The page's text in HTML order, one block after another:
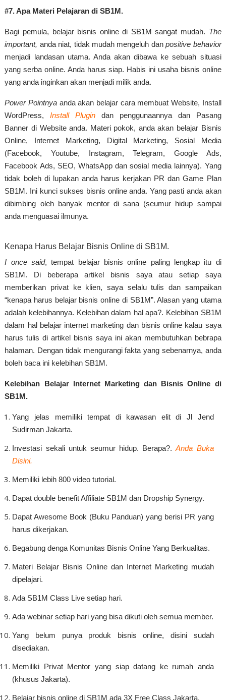
#7. Apa Materi Pelajaran di SB1M.
Bagi pemula, belajar bisnis online di SB1M sangat mudah. The
important, anda niat, tidak mudah mengeluh danpositive behavior
menjadi landasan utama. Anda akan dibawa ke sebuah situasi
yang serba online. Anda harus siap. Habis ini usaha bisnis online
yang anda inginkan akan menjadi milik anda.
Power Pointnya anda akan belajar cara membuat Website, Install
WordPress,Install Plugin dan penggunaannya dan Pasang
Banner di Website anda. Materi pokok, anda akan belajar Bisnis
Online, Internet Marketing, Digital Marketing, Sosial Media
(Facebook, Youtube, Instagram, Telegram, Google Ads,
Facebook Ads, SEO, WhatsApp dan sosial media lainnya). Yang
tidak boleh di lupakan anda harus kerjakan PR dan Game Plan
SB1M. Ini kunci sukses bisnis online anda. Yang pasti anda akan
dibimbing oleh banyak mentor di sana (seumur hidup sampai
anda menguasai ilmunya.
Kenapa Harus Belajar Bisnis Online di SB1M.
I once said, tempat belajar bisnis online paling lengkap itu di
SB1M. Di beberapa artikel bisnis saya atau setiap saya
memberikan privat ke klien, saya selalu tulis dan sampaikan
“kenapa harus belajar bisnis online di SB1M”. Alasan yang utama
adalah kelebihannya. Kelebihan dalam hal apa?. Kelebihan SB1M
dalam hal belajar internet marketing dan bisnis online kalau saya
harus tulis di artikel bisnis saya ini akan membutuhkan bebrapa
halaman. Dengan tidak mengurangi fakta yang sebenarnya, anda
boleh baca ini kelebihan SB1M.
Kelebihan Belajar Internet Marketing dan Bisnis Online di
SB1M.
Yang jelas memiliki tempat di kawasan elit di Jl Jend
Sudirman Jakarta.
Investasi sekali untuk seumur hidup. Berapa?.Anda Buka
Disini.
Memiliki lebih 800 video tutorial.
Dapat double benefit Affiliate SB1M dan Dropship Synergy.
Dapat Awesome Book (Buku Panduan) yang berisi PR yang
harus dikerjakan.
Begabung denga Komunitas Bisnis Online Yang Berkualitas.
Materi Belajar Bisnis Online dan Internet Marketing mudah
dipelajari.
Ada SB1M Class Live setiap hari.
Ada webinar setiap hari yang bisa dikuti oleh semua member.
Yang belum punya produk bisnis online, disini sudah
disediakan.
Memiliki Privat Mentor yang siap datang ke rumah anda
(khusus Jakarta).
Belajar bisnis online di SB1M ada 3X Free Class Jakarta.